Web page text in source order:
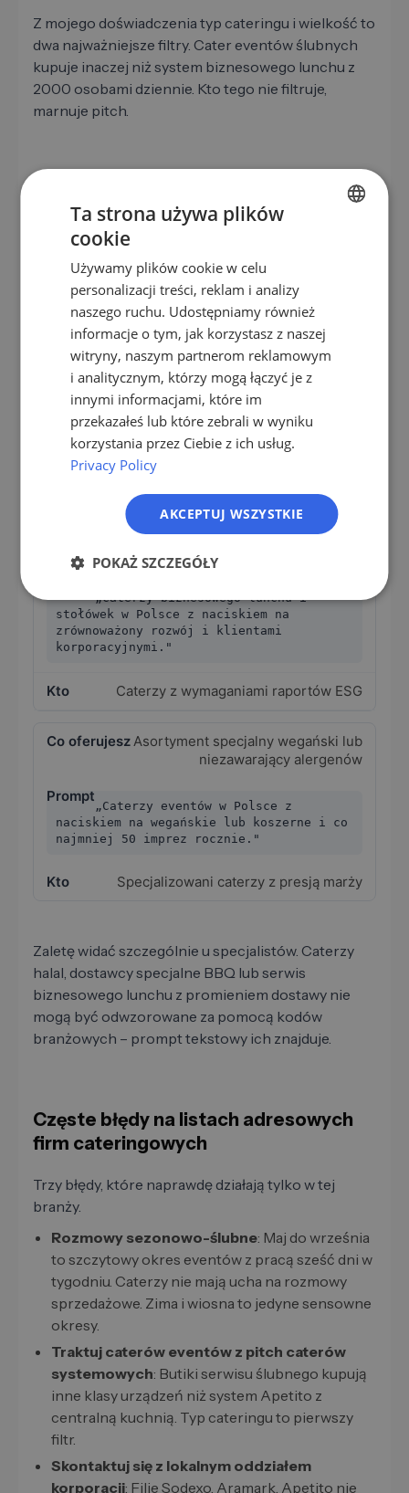
Z mojego doświadczenia typ cateringu i wielkość to
dwa najważniejsze filtry. Cater eventów ślubnych
kupuje inaczej niż system biznesowego lunchu z
2000 osobami dziennie. Kto tego nie filtruje,
marnuje pitch.
Tak znajdujesz firmy cateringowe w
LeadScraper
promptami tekstowymi zamiast sztywnych kodów
branżowych. Trzy konkretne przypadki użycia.
Urządzenia kuchenne
„Mid-Size caterzy w Polsce z 20 do
80 pracownikami, własną kuchnią
profesjonalną i naciskiem eventowym."
urządzenia
„Caterzy biznesowego lunchu i
stołówek w Polsce z naciskiem na
zrównoważony rozwój i klientami
korporacyjnymi."
Caterzy z wymaganiami raportów ESG
Asortyment specjalny wegański lub
niezawarający alergenów
„Caterzy eventów w Polsce z
naciskiem na wegańskie lub koszerne i co
najmniej 50 imprez rocznie."
Specjalizowani caterzy z presją marży
Zaletę widać szczególnie u specjalistów. Caterzy
halal, dostawcy specjalne BBQ lub serwis
biznesowego lunchu z promieniem dostawy nie
mogą być odwzorowane za pomocą kodów
branżowych – prompt tekstowy ich znajduje.
Częste błędy na listach adresowych
firm cateringowych
Trzy błędy, które naprawdę działają tylko w tej
branży.
Rozmowy sezonowo-ślubne: Maj do września
to szczytowy okres eventów z pracą sześć dni w
tygodniu. Caterzy nie mają ucha na rozmowy
sprzedażowe. Zima i wiosna to jedyne sensowne
okresy.
Traktuj caterów eventów z pitch caterów
systemowych: Butiki serwisu ślubnego kupują
inne klasy urządzeń niż system Apetito z
centralną kuchnią. Typ cateringu to pierwszy
filtr.
Skontaktuj się z lokalnym oddziałem
korporacji: Filie Sodexo, Aramark, Apetito nie
FR
IT
PL
Ta strona używa plików
cookie
Używamy plików cookie w celu
personalizacji treści, reklam i analizy
naszego ruchu. Udostępniamy również
informacje o tym, jak korzystasz z naszej
witryny, naszym partnerom reklamowym
i analitycznym, którzy mogą łączyć je z
innymi informacjami, które im
przekazałeś lub które zebrali w wyniku
korzystania przez Ciebie z ich usług.
Privacy Policy
AKCEPTUJ WSZYSTKIE
POKAŻ SZCZEGÓŁY